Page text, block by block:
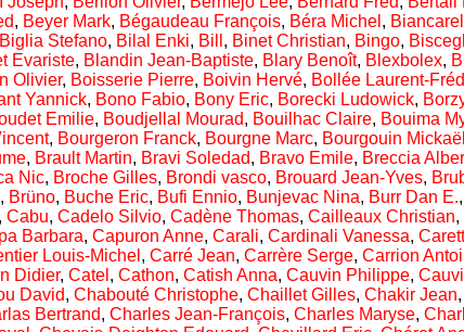
, Beyer Mark, Bégaudeau François, Béra Michel ,
Biglia Stefano, Bilal Enki, Bill , Binet Christian, Bingo,
Evariste, Blandin Jean-Baptiste, Blary Benoît, Blexbolex,
Olivier, Boisserie Pierre, Boivin Hervé, Bollée Laurent-
Yannick, Bono Fabio, Bony Eric, Borecki Ludowick,
Emilie, Boudjellal Mourad, Bouilhac Claire, Bouima
, Bourgeron Franck, Bourgne Marc, Bourgouin Mickaël
, Brault Martin, Bravi Soledad, Bravo Emile, Breccia
Nic, Broche Gilles, Brondi vasco, Brouard Jean-Yves,
, Brüno, Buche Eric, Bufi Ennio, Bunjevac Nina, Burr Dan E.,
, Cabu, Cadelo Silvio, Cadène Thomas, Cailleaux Christian,
Barbara, Capuron Anne, Carali, Cardinali Vanessa,
Louis-Michel , Carré Jean, Carrère Serge, Carrion
Didier, Catel , Cathon, Catish Anna, Cauvin Philippe,
David, Chabouté Christophe, Chaillet Gilles, Chakir Jean,
Bertrand, Charles Jean-François, Charles Maryse,